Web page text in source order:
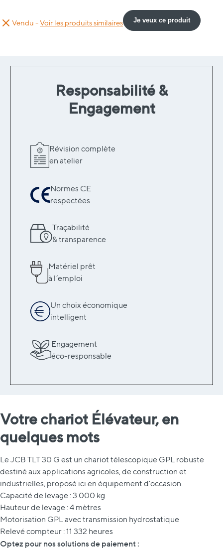
Vendu -Voir les produits similaires Je veux ce produit
Responsabilité &
Engagement
Révision complète
en atelier
Normes CE
respectées
Traçabilité
& transparence
Matériel prêt
à l’emploi
Un choix économique
intelligent
Engagement
éco-responsable
Votre chariot Élévateur, en
quelques mots
Le JCB TLT 30 G est un chariot télescopique GPL robuste
destiné aux applications agricoles, de construction et
industrielles, proposé ici en équipement d'occasion.
Capacité de levage : 3 000 kg
Hauteur de levage : 4 mètres
Motorisation GPL avec transmission hydrostatique
Relevé compteur : 11 332 heures
Optez pour nos solutions de paiement :